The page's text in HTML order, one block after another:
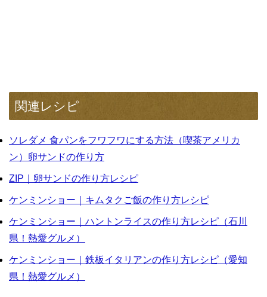
関連レシピ
ソレダメ 食パンをフワフワにする方法（喫茶アメリカ
ン）卵サンドの作り方
ZIP｜卵サンドの作り方レシピ
ケンミンショー｜キムタクご飯の作り方レシピ
ケンミンショー｜ハントンライスの作り方レシピ（石川
県！熱愛グルメ）
ケンミンショー｜鉄板イタリアンの作り方レシピ（愛知
県！熱愛グルメ）